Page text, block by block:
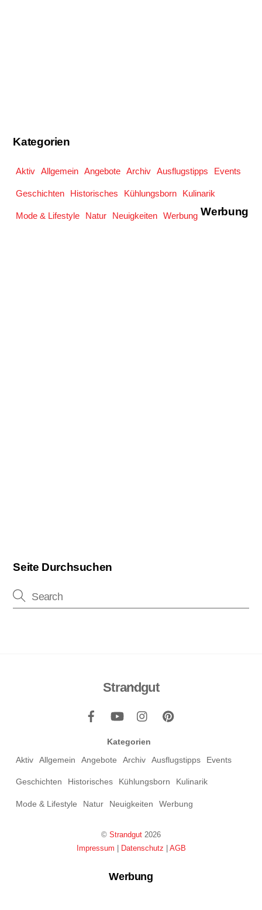
Kategorien
Aktiv Allgemein Angebote Archiv Ausflugstipps Events
Geschichten Historisches Kühlungsborn Kulinarik
Mode & Lifestyle Natur Neuigkeiten Werbung Werbung
Seite Durchsuchen
Back
Top
Strandgut
Kategorien
Aktiv
Allgemein Angebote Archiv Ausflugstipps Events
Geschichten Historisches Kühlungsborn Kulinarik
Mode & Lifestyle Natur Neuigkeiten Werbung
© Strandgut 2026
Impressum
Datenschutz AGB
Werbung